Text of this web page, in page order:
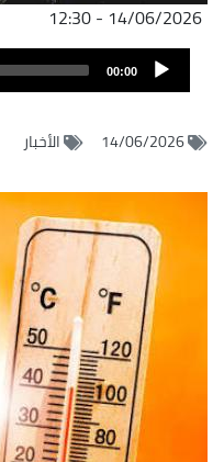
14/06/2026 - 12:30
ملف
الصوت
Audio
Player
00:00
14/06/2026 الأخبار